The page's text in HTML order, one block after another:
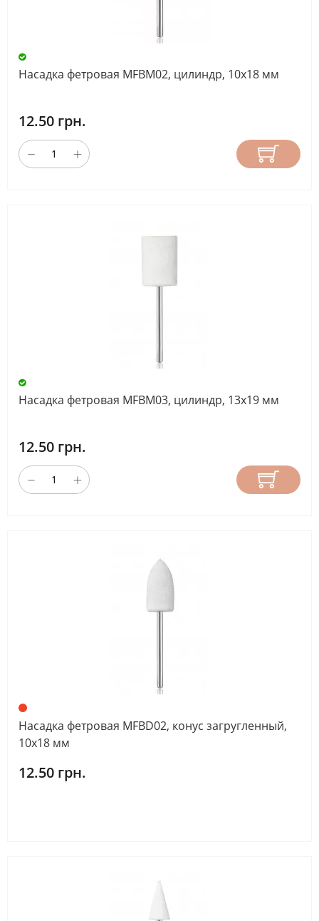
Насадка фетровая MFBM02, цилиндр, 10х18 мм
12.50 грн.
Насадка фетровая MFBM03, цилиндр, 13х19 мм
12.50 грн.
Насадка фетровая MFBD02, конус загругленный,
10х18 мм
12.50 грн.